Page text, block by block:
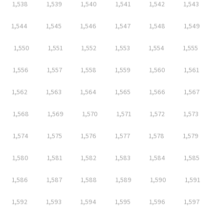
1,538 1,539 1,540 1,541 1,542 1,543
1,544 1,545 1,546 1,547 1,548 1,549
1,550 1,551 1,552 1,553 1,554 1,555
1,556 1,557 1,558 1,559 1,560 1,561
1,562 1,563 1,564 1,565 1,566 1,567
1,568 1,569 1,570 1,571 1,572 1,573
1,574 1,575 1,576 1,577 1,578 1,579
1,580 1,581 1,582 1,583 1,584 1,585
1,586 1,587 1,588 1,589 1,590 1,591
1,592 1,593 1,594 1,595 1,596 1,597